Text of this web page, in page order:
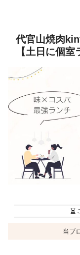
代官山焼肉
【土日に個室
当ブ